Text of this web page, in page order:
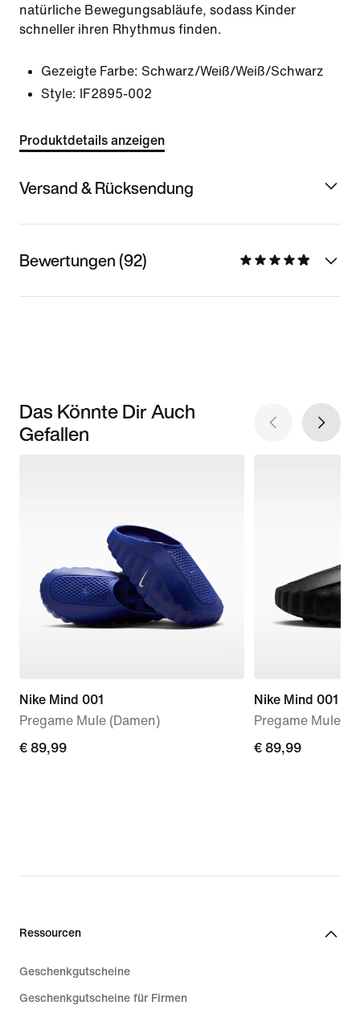
natürliche Bewegungsabläufe, sodass Kinder
schneller ihren Rhythmus finden.
Gezeigte Farbe: Schwarz/Weiß/Weiß/Schwarz
Style:
IF2895-002
Produktdetails anzeigen
Versand & Rücksendung
Bewertungen (92)
Das Könnte Dir Auch
Gefallen
Nike Mind 001
Pregame Mule (Damen)
€ 89,99
€ 89,99
Nike Mind 001
Pregame Mules
€ 89,99
€ 89,99
Ressourcen
Geschenkgutscheine
Geschenkgutscheine für Firmen